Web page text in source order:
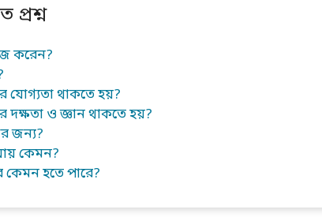
প্রশ্ন
করেন?
যোগ্যতা থাকতে হয়?
দক্ষতা ও জ্ঞান থাকতে হয়?
জন্য?
কেমন?
কেমন হতে পারে?